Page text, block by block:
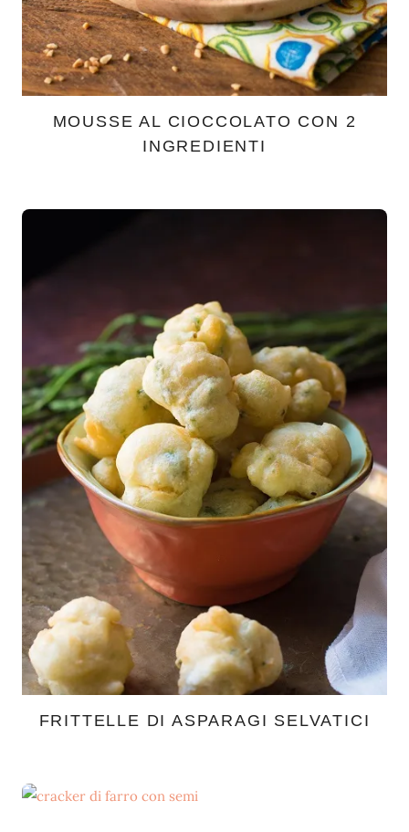
MOUSSE AL CIOCCOLATO CON 2
INGREDIENTI
FRITTELLE DI ASPARAGI SELVATICI